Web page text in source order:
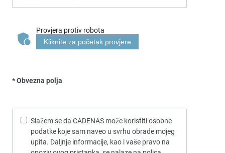
Provjera protiv robota
Kliknite za početak provjere
* Obvezna polja
Slažem se da CADENAS može koristiti osobne
podatke koje sam naveo u svrhu obrade mojeg
upita. Daljnje informacije, kao i vaše pravo na